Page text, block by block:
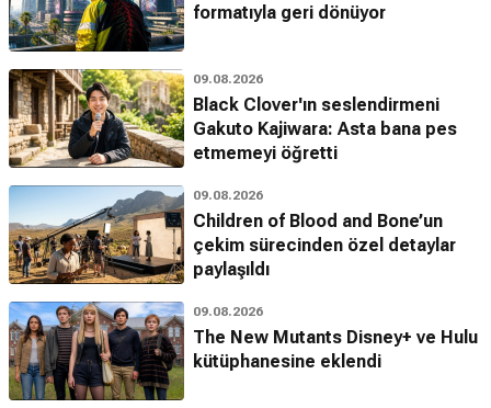
formatıyla geri dönüyor
09.08.2026
Black Clover'ın seslendirmeni
Gakuto Kajiwara: Asta bana pes
etmemeyi öğretti
09.08.2026
Children of Blood and Bone’un
çekim sürecinden özel detaylar
paylaşıldı
09.08.2026
The New Mutants Disney+ ve Hulu
kütüphanesine eklendi